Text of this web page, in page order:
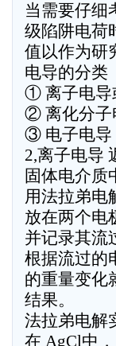
当需要仔细
级陷阱电荷
值以作为研
电导的分类
① 离子电导
② 离化分子
③ 电子电导
2,离子电导
固体电介质
用法拉弟电
放在两个电
并记录其流
根据流过的
的重量变化
结果。
法拉弟电解
在 AgCl中